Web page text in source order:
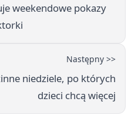
weekendowe pokazy
Następny >>
niedziele, po których
dzieci chcą więcej